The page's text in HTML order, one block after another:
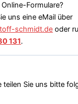
Formulare?
uns eine eMail über
schmidt.de oder
131.
teilen Sie uns bitte